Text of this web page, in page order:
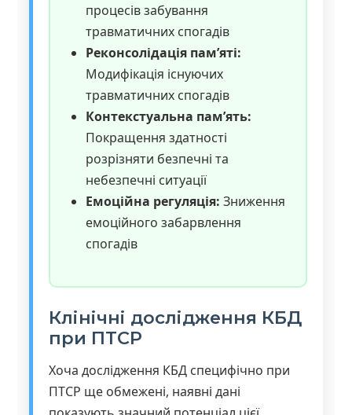
процесів забування
травматичних спогадів
Реконсолідація пам’яті:
Модифікація існуючих
травматичних спогадів
Контекстуальна пам’ять:
Покращення здатності
розрізняти безпечні та
небезпечні ситуації
Емоційна регуляція: Зниження
емоційного забарвлення
спогадів
Клінічні дослідження КБД
при ПТСР
Хоча дослідження КБД специфічно при
ПТСР ще обмежені, наявні дані